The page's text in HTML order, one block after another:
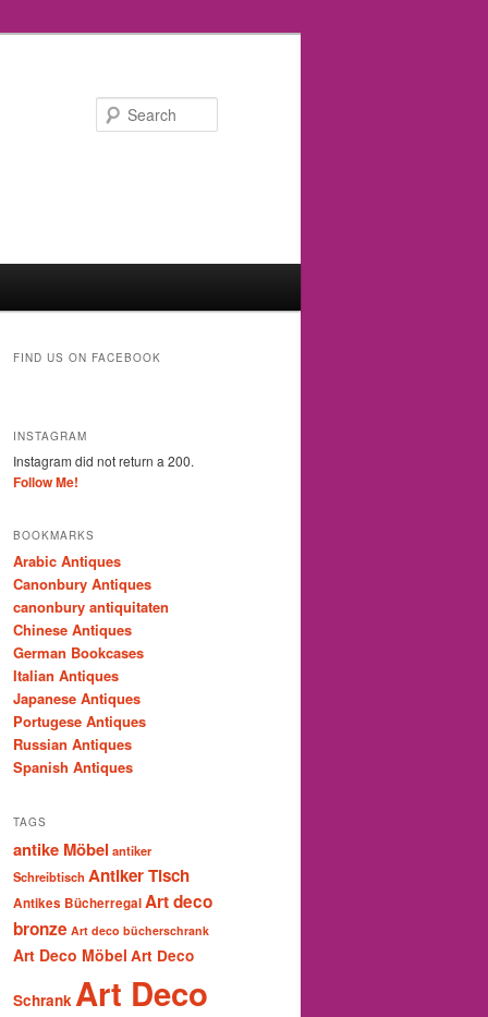
FIND US ON FACEBOOK
INSTAGRAM
Instagram did not return a 200.
Follow Me!
BOOKMARKS
Arabic Antiques
Canonbury Antiques
canonbury antiquitaten
Chinese Antiques
German Bookcases
Italian Antiques
Japanese Antiques
Portugese Antiques
Russian Antiques
Spanish Antiques
TAGS
antike Möbel antiker
Schreibtisch Antiker Tisch
Antikes BücherregalArt deco
bronze Art deco bücherschrank
Art Deco Möbel Art Deco
Schrank Art Deco